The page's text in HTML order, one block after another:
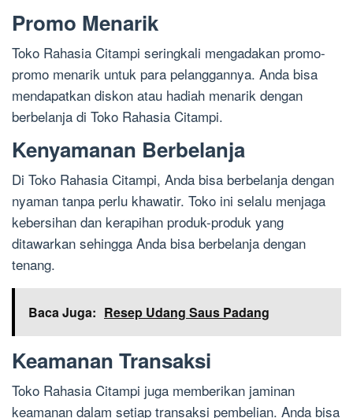
Promo Menarik
Toko Rahasia Citampi seringkali mengadakan promo-
promo menarik untuk para pelanggannya. Anda bisa
mendapatkan diskon atau hadiah menarik dengan
berbelanja di Toko Rahasia Citampi.
Kenyamanan Berbelanja
Di Toko Rahasia Citampi, Anda bisa berbelanja dengan
nyaman tanpa perlu khawatir. Toko ini selalu menjaga
kebersihan dan kerapihan produk-produk yang
ditawarkan sehingga Anda bisa berbelanja dengan
tenang.
Baca Juga: Resep Udang Saus Padang
Keamanan Transaksi
Toko Rahasia Citampi juga memberikan jaminan
keamanan dalam setiap transaksi pembelian. Anda bisa